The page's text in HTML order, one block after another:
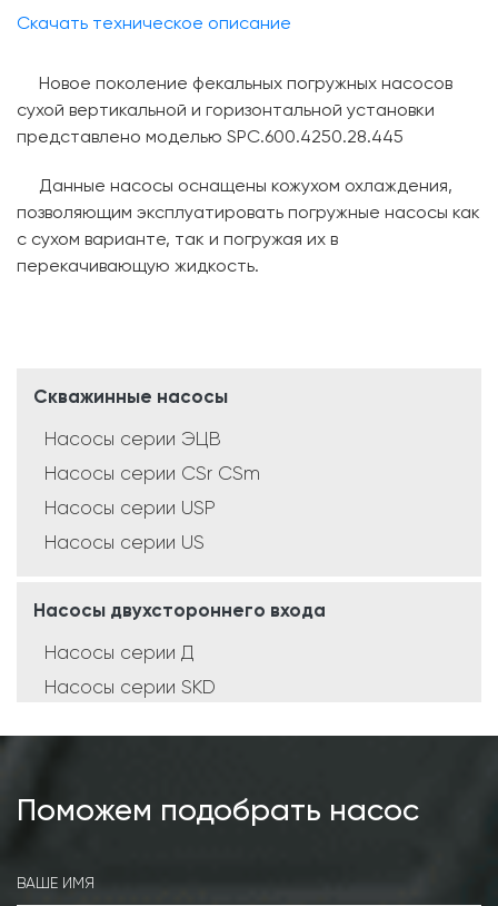
Скачать техническое описание
Новое поколение фекальных погружных насосов
сухой вертикальной и горизонтальной установки
представлено моделью SPC.600.4250.28.445
Данные насосы оснащены кожухом охлаждения,
позволяющим эксплуатировать погружные насосы как
с сухом варианте, так и погружая их в
перекачивающую жидкость.
Скважинные насосы
Насосы серии ЭЦВ
Насосы серии CSr CSm
Насосы серии USP
Насосы серии US
Насосы двухстороннего входа
Насосы серии Д
Насосы серии SKD
Консольные насосы
Насосы серии КМ
Поможем подобрать насос